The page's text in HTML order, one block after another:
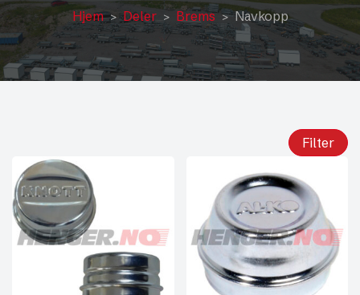
Hjem Deler Brems Navkopp
Filter